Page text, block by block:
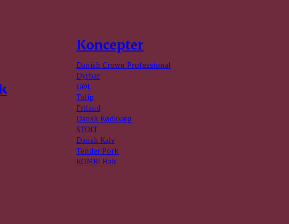
Koncepter
Danish Crown Professional
Dyrbar
GØL
Tulip
Friland
Dansk Kødkvæg
STOLT
Dansk Kalv
Tender Pork
KOMBI Hak